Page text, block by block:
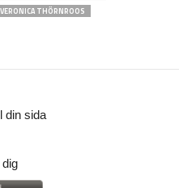
VERONICA THÖRNROOS
din sida